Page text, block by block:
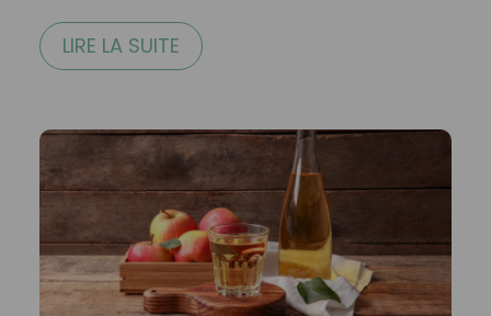
LIRE LA SUITE